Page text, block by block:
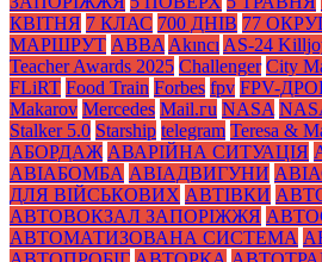
КВІТНЯ 7 КЛАС 700 ДНІВ 77
МАРШРУТ ABBA Akıncı AS-24
Teacher Awards 2025 Challenger City
FLiRT Food Train Forbes fpv FPV-
Makarov Mercedes Mаil.гu NASA
Stalker 5.0 Starship telegram Teresa &
АБОРДАЖ АВАРІЙНА СИТУАЦІЯ
АВІАБОМБА АВІАДВИГУНИ
ДЛЯ ВІЙСЬКОВИХ АВТІВКИ
АВТОВОКЗАЛ ЗАПОРІЖЖЯ
АВТОМАТИЗОВАНА СИСТЕМА